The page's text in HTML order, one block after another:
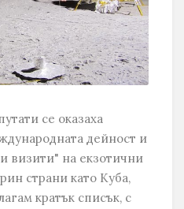
се оказаха
дейност и
визити" на екзотични
страни като Куба,
кратък списък, с